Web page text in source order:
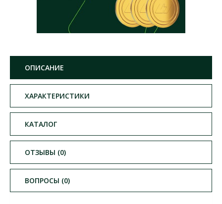
ОПИСАНИЕ
ХАРАКТЕРИСТИКИ
КАТАЛОГ
ОТЗЫВЫ (0)
ВОПРОСЫ (0)